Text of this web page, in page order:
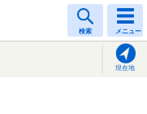
検索 メニュー
現在地